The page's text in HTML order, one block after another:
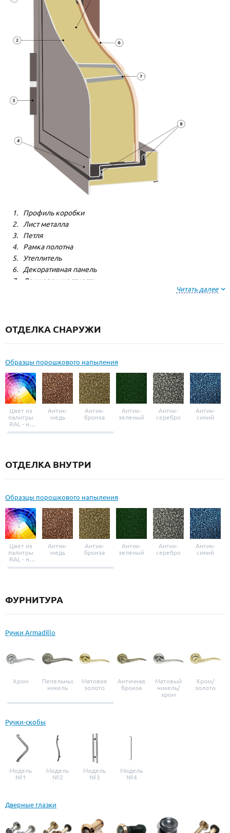
Профиль коробки
Лист металла
Петля
Рамка полотна
Утеплитель
Декоративная панель
Лонжерон жесткости
Читать далее
ОТДЕЛКА СНАРУЖИ
Образцы порошкового напыления
Цвет из
палитры
RAL - на
выбор
Антик-
медь
Антик-
бронза
Антик-
зеленый
Антик-
серебро
Антик-
синий
ОТДЕЛКА ВНУТРИ
Образцы порошкового напыления
Цвет из
палитры
RAL - на
выбор
Антик-
медь
Антик-
бронза
Антик-
зеленый
Антик-
серебро
Антик-
синий
ФУРНИТУРА
Ручки Armadillo
Хром
Пепельный
никель
Матовое
золото
Античная
бронза
Матовый
никель/
хром
Хром/
золото
Ручки-скобы
Модель
№1
Модель
№2
Модель
№3
Модель
№4
Дверные глазки